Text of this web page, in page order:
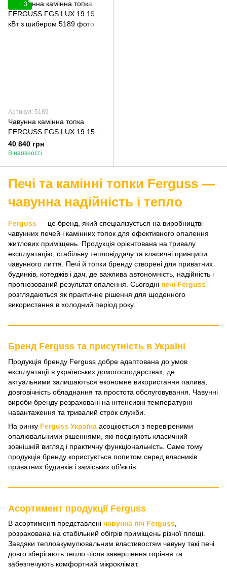
3
Артикул: 5189
Чавунна камінна топка
FERGUSS FGS LUX 19 15
кВт з шибером
40 840 грн
В наявності
Печі та камінні топки Ferguss —
чавунна надійність і тепло
Ferguss — це бренд, який спеціалізується на виробництві
чавунних печей і камінних топок для ефективного опалення
житлових приміщень. Продукція орієнтована на тривалу
експлуатацію, стабільну тепловіддачу та класичні принципи
чавунного лиття. Печі й топки бренду створені для приватних
будинків, котеджів і дач, де важлива автономність, надійність і
прогнозований результат опалення. Сьогодні печі Ferguss
розглядаються як практичне рішення для щоденного
використання в холодний період року.
Бренд Ferguss та присутність в Україні
Продукція бренду Ferguss добре адаптована до умов
експлуатації в українських домогосподарствах, де
актуальними залишаються економне використання палива,
довговічність обладнання та простота обслуговування. Чавунні
вироби бренду розраховані на інтенсивні температурні
навантаження та тривалий строк служби.
На ринку Ferguss Україна асоціюється з перевіреними
опалювальними рішеннями, які поєднують класичний
зовнішній вигляд і практичну функціональність. Саме тому
продукція бренду користується попитом серед власників
приватних будинків і заміських обʼєктів.
Асортимент продукції Ferguss
В асортименті представлені чавунна піч Ferguss
розрахована на стабільний обігрів приміщень різної площі.
Завдяки теплоакумулювальним властивостям чавуну такі печі
довго зберігають тепло після завершення горіння та
забезпечують комфортний мікроклімат.